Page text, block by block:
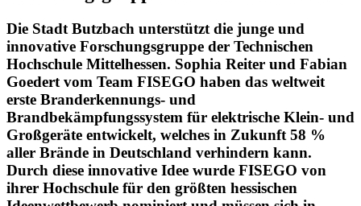
Die Stadt Butzbach unterstützt die junge und
innovative Forschungsgruppe der Technischen
Hochschule Mittelhessen. Sophia Reiter und Fabian
Goedert vom Team FISEGO haben das weltweit
erste Branderkennungs- und
Brandbekämpfungssystem für elektrische Klein- und
Großgeräte entwickelt, welches in Zukunft 58 %
aller Brände in Deutschland verhindern kann.
Durch diese innovative Idee wurde FISEGO von
ihrer Hochschule für den größten hessischen